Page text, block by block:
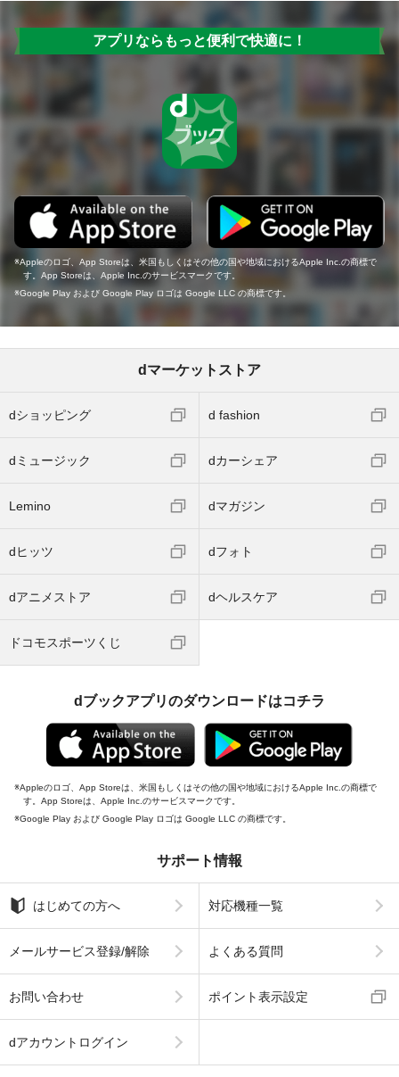
アプリならもっと便利で快適に！
Appleのロゴ、App Storeは、米国もしくはその他の国や地域におけるApple Inc.の商標で
す。App Storeは、Apple Inc.のサービスマークです。
Google Play および Google Play ロゴは Google LLC の商標です。
dマーケットストア
dショッピング d fashion
dミュージック dカーシェア
Lemino dマガジン
dヒッツ dフォト
dアニメストア dヘルスケア
ドコモスポーツくじ
dブックアプリのダウンロードはコチラ
Appleのロゴ、App Storeは、米国もしくはその他の国や地域におけるApple Inc.の商標で
す。App Storeは、Apple Inc.のサービスマークです。
Google Play および Google Play ロゴは Google LLC の商標です。
サポート情報
はじめての方へ 対応機種一覧
メールサービス登録/解除 よくある質問
お問い合わせ ポイント表示設定
dアカウントログイン